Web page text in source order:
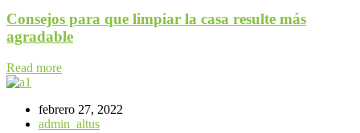
Consejos para que limpiar la casa resulte más
agradable
Read more
febrero 27, 2022
admin_altus